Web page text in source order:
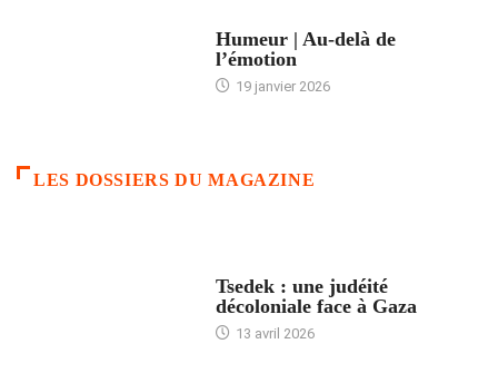
Humeur | Au-delà de
l’émotion
19 janvier 2026
LES DOSSIERS DU MAGAZINE
Tsedek : une judéité
décoloniale face à Gaza
13 avril 2026